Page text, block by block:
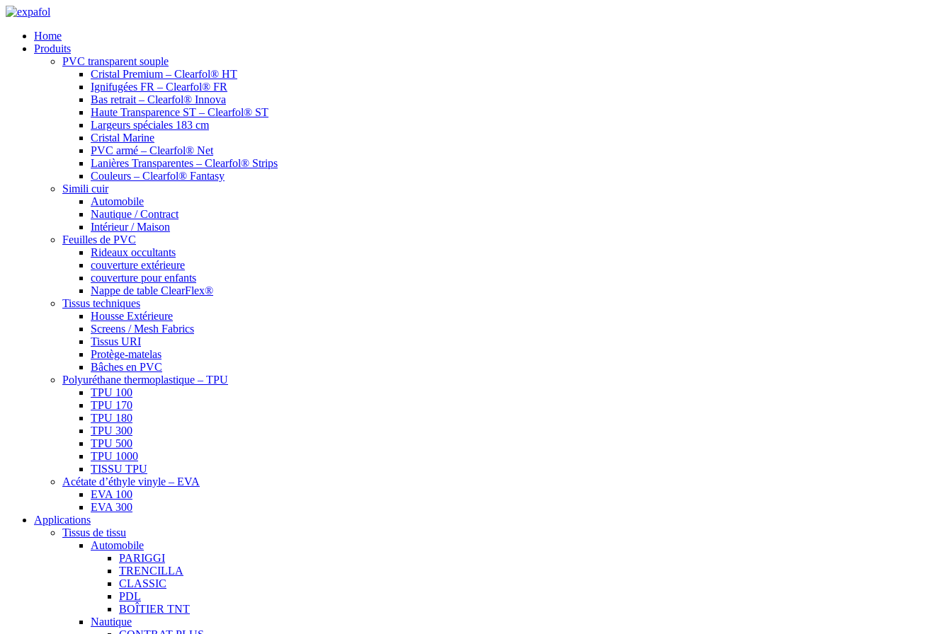
Aller
contenuHome
Produits
PVC transparent souple
Cristal Premium – Clearfol® HT
Ignifugées FR – Clearfol® FR
Bas retrait – Clearfol® Innova
Haute Transparence ST – Clearfol® ST
Largeurs spéciales 183 cm
Cristal Marine
PVC armé – Clearfol® Net
Lanières Transparentes – Clearfol® Strips
Couleurs – Clearfol® Fantasy
Simili cuir
Automobile
Nautique / Contract
Intérieur / Maison
Feuilles de PVC
Rideaux occultants
couverture extérieure
couverture pour enfants
Nappe de table ClearFlex®
Tissus techniques
Housse Extérieure
Screens / Mesh Fabrics
Tissus URI
Protège-matelas
Bâches en PVC
Polyuréthane thermoplastique – TPU
TPU 100
TPU 170
TPU 180
TPU 300
TPU 500
TPU 1000
TISSU TPU
Acétate d’éthyle vinyle – EVA
EVA 100
EVA 300
Applications
Tissus de tissu
Automobile
PARIGGI
TRENCILLA
CLASSIC
PDL
BOÎTIER TNT
Nautique